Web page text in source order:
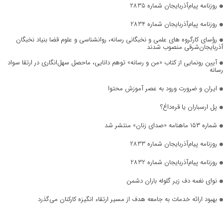
روزنامه پیام‌آذربایجان شماره 2835
روزنامه پیام‌آذربایجان شماره 2834
رؤسای کارگروه های علمی و نخبگانی رسانه، روانشناسی و علوم قضا بنیاد نخبگان
آذربایجان‌شرقی منصوب شدند
آیین رونمایی از کتاب «من و رسانه» توهم دانایی، ماحصل سهل‌انگاری در ارتقا سواد
رسانه
ایران و ضرورت ورود به عصر آموزش محتوا
پل ارسباران یا قره‌داغ؟
شماره ۱۵۳ ماهنامه «صدای زنان» منتشر شد
روزنامه پیام‌آذربایجان شماره 2833
روزنامه پیام‌آذربایجان شماره 2832
نوای نغمه دف زیر گلوله باران دشمن
بهبود ارائه خدمات به جامعه هدف از مسیر ارتقاء انگیزه کارکنان می‌گذرد